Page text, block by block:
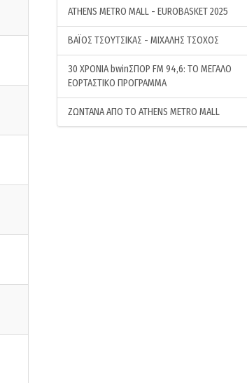
ATHENS METRO MALL - EUROBASKET 2025
ΒΑΪΟΣ ΤΣΟΥΤΣΙΚΑΣ - ΜΙΧΑΛΗΣ ΤΣΟΧΟΣ
30 ΧΡΟΝΙΑ bwinΣΠΟΡ FM 94,6: ΤΟ ΜΕΓΑΛΟ
ΕΟΡΤΑΣΤΙΚΟ ΠΡΟΓΡΑΜΜΑ
ΖΩΝΤΑΝΑ ΑΠΟ ΤΟ ATHENS METRO MALL